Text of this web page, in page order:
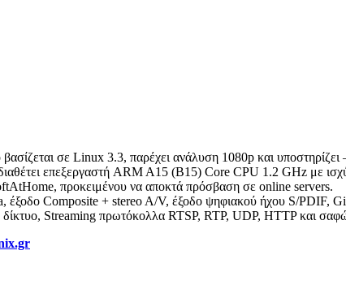
σε Linux 3.3, παρέχει ανάλυση 1080p και
επεξεργαστή ARM A15 (B15) Core CPU 1.2 GHz με
προκειμένου να αποκτά πρόσβαση σε online servers.
Composite + stereo A/V, έξοδο ψηφιακού ήχου S/PDIF,
Streaming πρωτόκολλα RTSP, RTP, UDP, HTTP και